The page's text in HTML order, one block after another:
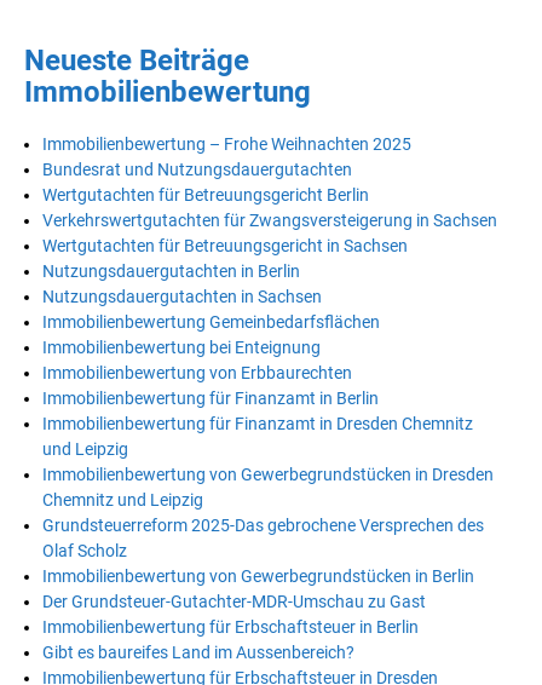
Neueste Beiträge
Immobilienbewertung
Immobilienbewertung – Frohe Weihnachten 2025
Bundesrat und Nutzungsdauergutachten
Wertgutachten für Betreuungsgericht Berlin
Verkehrswertgutachten für Zwangsversteigerung in Sachsen
Wertgutachten für Betreuungsgericht in Sachsen
Nutzungsdauergutachten in Berlin
Nutzungsdauergutachten in Sachsen
Immobilienbewertung Gemeinbedarfsflächen
Immobilienbewertung bei Enteignung
Immobilienbewertung von Erbbaurechten
Immobilienbewertung für Finanzamt in Berlin
Immobilienbewertung für Finanzamt in Dresden Chemnitz
und Leipzig
Immobilienbewertung von Gewerbegrundstücken in Dresden
Chemnitz und Leipzig
Grundsteuerreform 2025-Das gebrochene Versprechen des
Olaf Scholz
Immobilienbewertung von Gewerbegrundstücken in Berlin
Der Grundsteuer-Gutachter-MDR-Umschau zu Gast
Immobilienbewertung für Erbschaftsteuer in Berlin
Gibt es baureifes Land im Aussenbereich?
Immobilienbewertung für Erbschaftsteuer in Dresden